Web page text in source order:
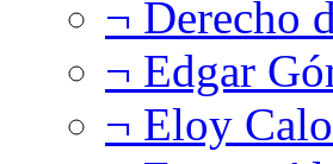
¬ Derecho
¬ Edgar
¬ Eloy